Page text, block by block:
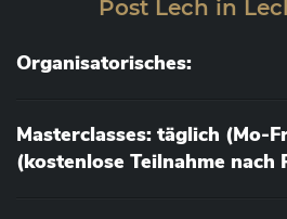
Post Lech in
Organisatorisches:
Masterclasses: täglich (Mo-
(kostenlose Teilnahme nach